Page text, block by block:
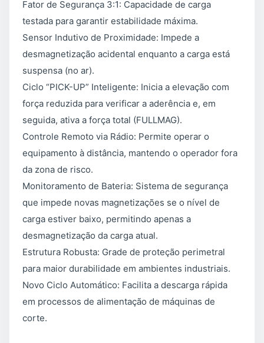
Fator de Segurança 3:1: Capacidade de carga
testada para garantir estabilidade máxima.
Sensor Indutivo de Proximidade: Impede a
desmagnetização acidental enquanto a carga está
suspensa (no ar).
Ciclo “PICK-UP” Inteligente: Inicia a elevação com
força reduzida para verificar a aderência e, em
seguida, ativa a força total (FULLMAG).
Controle Remoto via Rádio: Permite operar o
equipamento à distância, mantendo o operador fora
da zona de risco.
Monitoramento de Bateria: Sistema de segurança
que impede novas magnetizações se o nível de
carga estiver baixo, permitindo apenas a
desmagnetização da carga atual.
Estrutura Robusta: Grade de proteção perimetral
para maior durabilidade em ambientes industriais.
Novo Ciclo Automático: Facilita a descarga rápida
em processos de alimentação de máquinas de
corte.